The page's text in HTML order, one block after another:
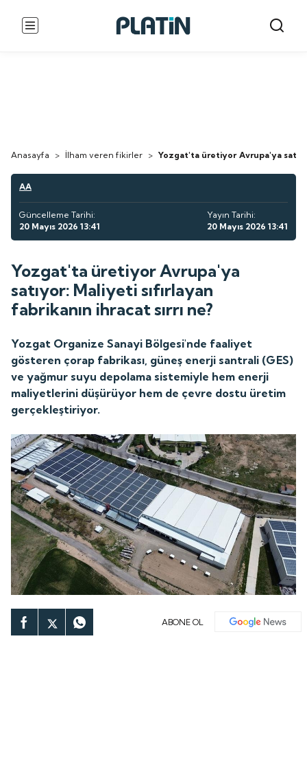
Anasayfa > İlham veren fikirler > Yozgat'ta üretiyor Avrupa'ya
AA
Güncelleme Tarihi:
20 Mayıs 2026 13:41
Yayın Tarihi:
20 Mayıs 2026 13:41
Yozgat'ta üretiyor Avrupa'ya
satıyor: Maliyeti sıfırlayan
fabrikanın ihracat sırrı ne?
Yozgat Organize Sanayi Bölgesi'nde faaliyet
gösteren çorap fabrikası, güneş enerji santrali (GES)
ve yağmur suyu depolama sistemiyle hem enerji
maliyetlerini düşürüyor hem de çevre dostu üretim
gerçekleştiriyor.
ABONE OL